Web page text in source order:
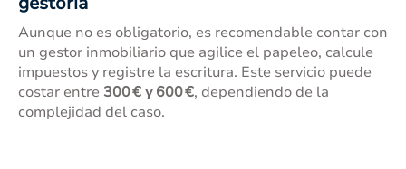
Aunque no es obligatorio, es recomendable contar con
un gestor inmobiliario que agilice el papeleo, calcule
impuestos y registre la escritura. Este servicio puede
costar entre 300 € y 600 €, dependiendo de la
complejidad del caso.